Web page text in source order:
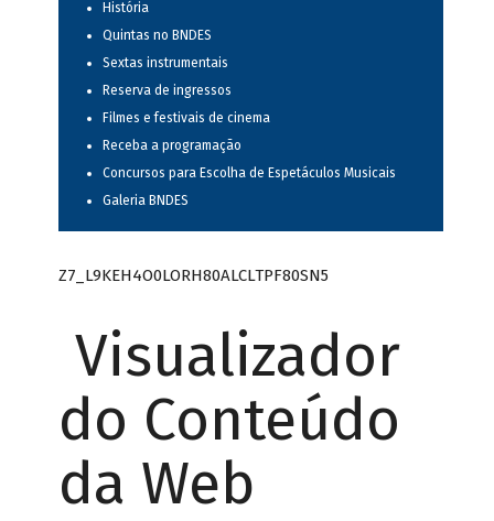
História
Quintas no BNDES
Sextas instrumentais
Reserva de ingressos
Filmes e festivais de cinema
Receba a programação
Concursos para Escolha de Espetáculos Musicais
Galeria BNDES
Z7_L9KEH4O0LORH80ALCLTPF80SN5
Visualizador
do Conteúdo
da Web